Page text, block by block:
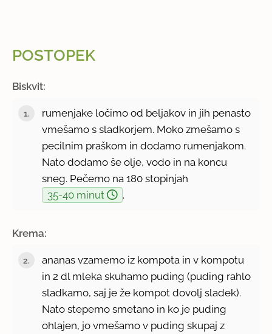
POSTOPEK
Biskvit:
rumenjake ločimo od beljakov in jih penasto
vmešamo s sladkorjem. Moko zmešamo s
pecilnim praškom in dodamo rumenjakom.
Nato dodamo še olje, vodo in na koncu
sneg. Pečemo na 180 stopinjah
35-40 minut
.
Krema:
ananas vzamemo iz kompota in v kompotu
in 2 dl mleka skuhamo puding (puding rahlo
sladkamo, saj je že kompot dovolj sladek).
Nato stepemo smetano in ko je puding
ohlajen, jo vmešamo v puding skupaj z